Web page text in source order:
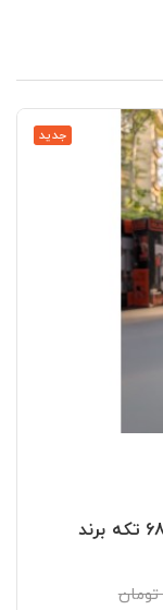
جدید
ست دریل و پیچ گوشتی شارژی 68 تکه برند